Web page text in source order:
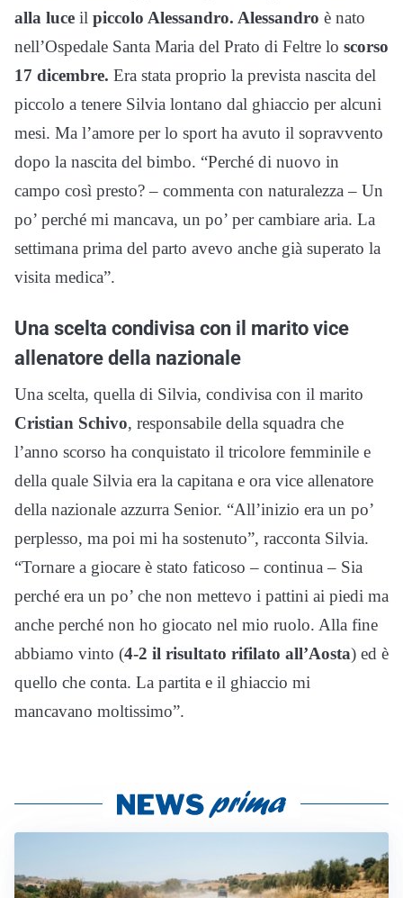
alla luce il piccolo Alessandro. Alessandro è nato
nell’Ospedale Santa Maria del Prato di Feltre lo scorso
17 dicembre. Era stata proprio la prevista nascita del
piccolo a tenere Silvia lontano dal ghiaccio per alcuni
mesi. Ma l’amore per lo sport ha avuto il sopravvento
dopo la nascita del bimbo. “Perché di nuovo in
campo così presto? – commenta con naturalezza – Un
po’ perché mi mancava, un po’ per cambiare aria. La
settimana prima del parto avevo anche già superato la
visita medica”.
Una scelta condivisa con il marito vice
allenatore della nazionale
Una scelta, quella di Silvia, condivisa con il marito
Cristian Schivo, responsabile della squadra che
l’anno scorso ha conquistato il tricolore femminile e
della quale Silvia era la capitana e ora vice allenatore
della nazionale azzurra Senior. “All’inizio era un po’
perplesso, ma poi mi ha sostenuto”, racconta Silvia.
“Tornare a giocare è stato faticoso – continua – Sia
perché era un po’ che non mettevo i pattini ai piedi ma
anche perché non ho giocato nel mio ruolo. Alla fine
abbiamo vinto (4-2 il risultato rifilato all’Aosta) ed è
quello che conta. La partita e il ghiaccio mi
mancavano moltissimo”.